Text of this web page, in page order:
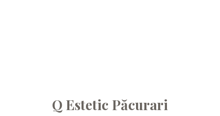
Q Estetic Păcurari